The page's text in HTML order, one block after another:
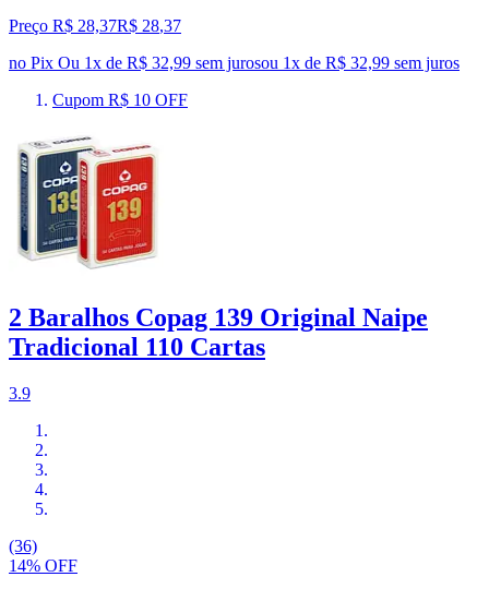
Preço R$ 28,37R$ 28,37
no Pix Ou 1x de R$ 32,99 sem jurosou 1x de R$ 32,99 sem juros
Cupom R$ 10 OFF
2 Baralhos Copag 139 Original Naipe
Tradicional 110 Cartas
3.9
(36)
14% OFF